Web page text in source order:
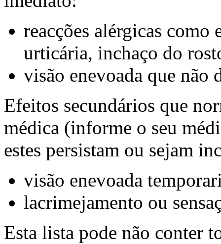
reacções alérgicas como
urticária, inchaço do
visão enevoada que não
Efeitos secundários que
médica (informe o seu
estes persistam ou sejam
visão enevoada
lacrimejamento ou
Esta lista pode não conter